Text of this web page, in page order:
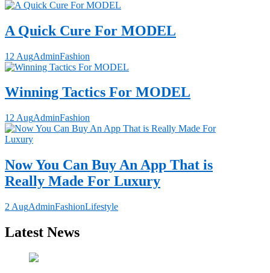
A Quick Cure For MODEL
12 AugAdminFashion
Winning Tactics For MODEL
12 AugAdminFashion
Now You Can Buy An App That is
Really Made For Luxury
2 AugAdminFashionLifestyle
Latest News